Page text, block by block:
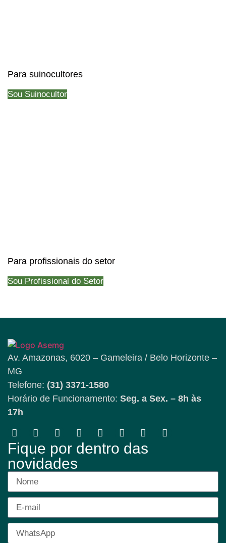
Para suinocultores
Sou Suinocultor
Para profissionais do setor
Sou Profissional do Setor
Av. Amazonas, 6020 – Gameleira / Belo Horizonte –
MG
Telefone: (31) 3371-1580
Horário de Funcionamento: Seg. a Sex. – 8h às
17h
Fique por dentro das
novidades